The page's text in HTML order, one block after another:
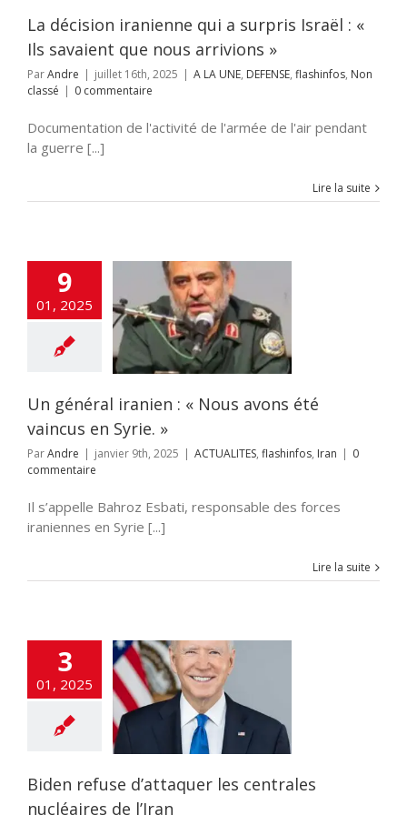
La décision iranienne qui a surpris Israël : «
Ils savaient que nous arrivions »
ParAndre | juillet 16th, 2025 | A LA UNE, DEFENSE, flashinfos, Non
classé | 0 commentaire
Documentation de l'activité de l'armée de l'air pendant
la guerre [...]
Lire la suite
9
01, 2025
iranien : «
en Syrie. »
Un général iranien : « Nous avons été
vaincus en Syrie. »
ParAndre | janvier 9th, 2025 | ACTUALITES, flashinfos, Iran | 0
commentaire
Il s’appelle Bahroz Esbati, responsable des forces
iraniennes en Syrie [...]
Lire la suite
3
01, 2025
refuse
les
Biden refuse d’attaquer les centrales
nucléaires de l’Iran